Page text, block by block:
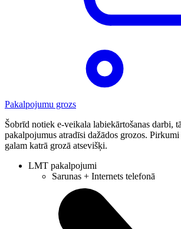
Pakalpojumu grozs
Šobrīd notiek e-veikala labiekārtošanas darbi,
pakalpojumus atradīsi dažādos grozos.
galam katrā grozā atsevišķi.
LMT pakalpojumi
Sarunas + Internets telefonā